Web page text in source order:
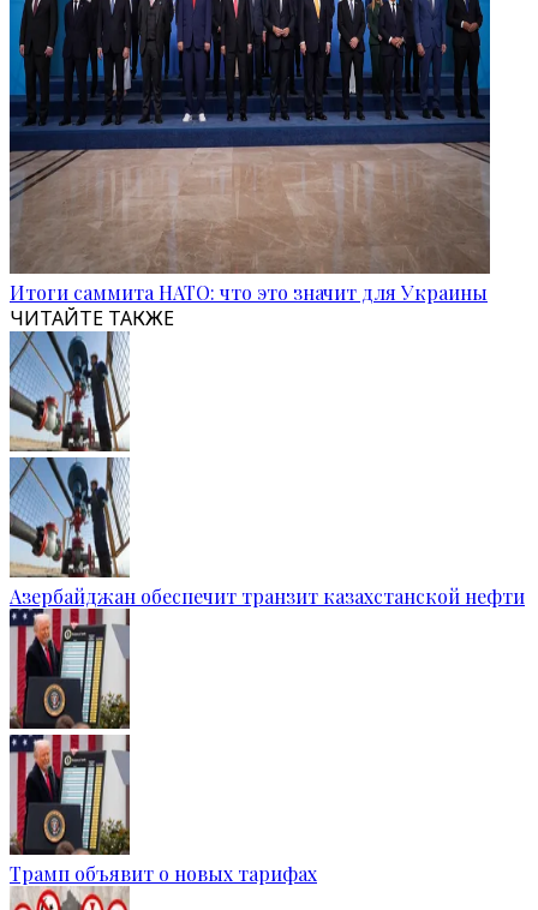
Итоги саммита НАТО: что это значит для Украины
ЧИТАЙТЕ ТАКЖЕ
Азербайджан обеспечит транзит казахстанской нефти
Трамп объявит о новых тарифах